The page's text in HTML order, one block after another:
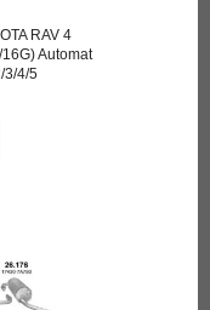
RAV 4
16G) Automat
3/4/5